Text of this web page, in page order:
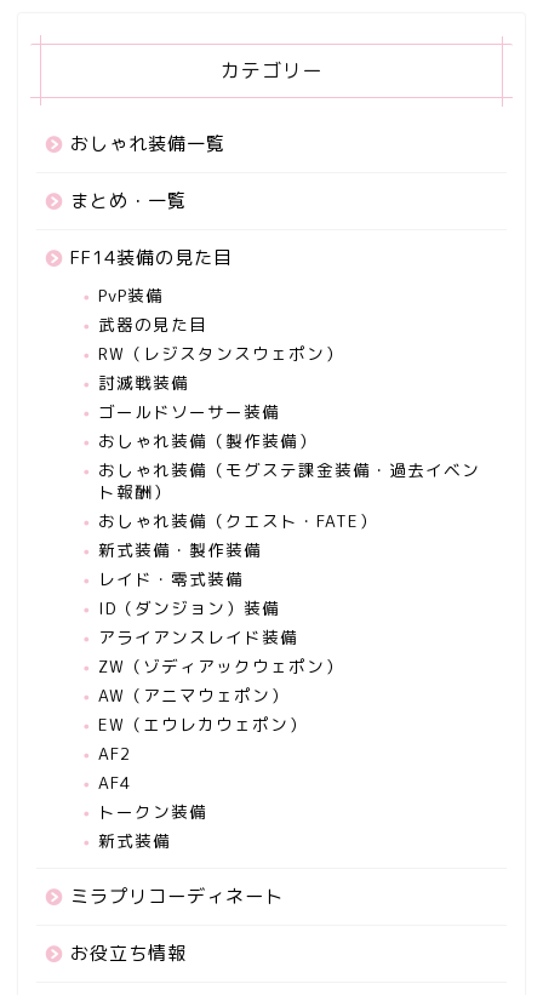
カテゴリー
おしゃれ装備一覧
まとめ・一覧
FF14装備の見た目
PvP装備
武器の見た目
RW（レジスタンスウェポン）
討滅戦装備
ゴールドソーサー装備
おしゃれ装備（製作装備）
おしゃれ装備（モグステ課金装備・過去イベン
ト報酬）
おしゃれ装備（クエスト・FATE）
新式装備・製作装備
レイド・零式装備
ID（ダンジョン）装備
アライアンスレイド装備
ZW（ゾディアックウェポン）
AW（アニマウェポン）
EW（エウレカウェポン）
AF2
AF4
トークン装備
新式装備
ミラプリコーディネート
お役立ち情報